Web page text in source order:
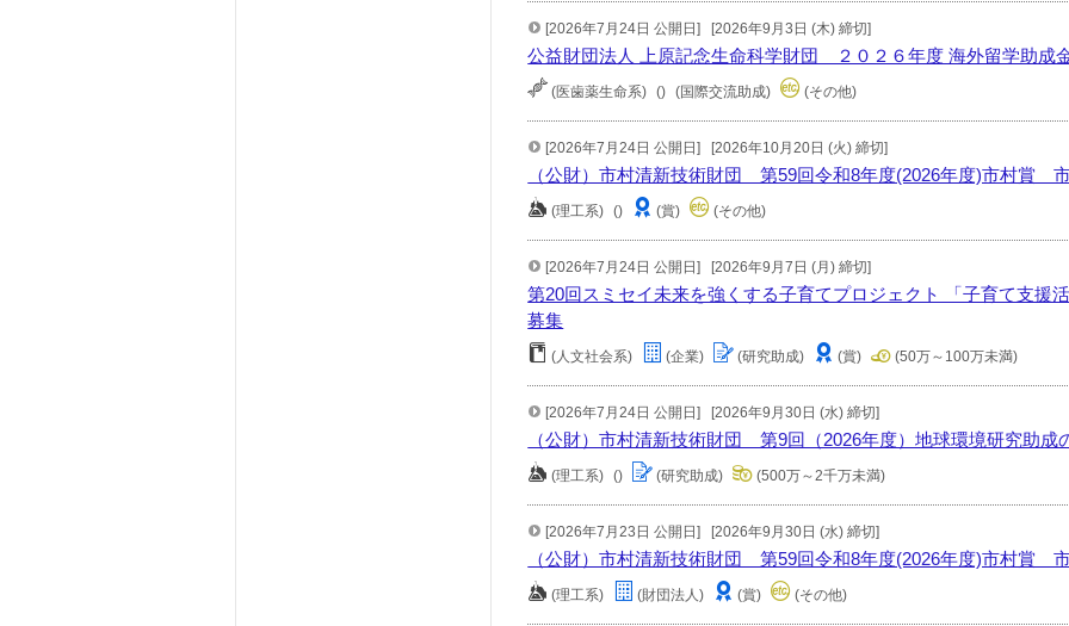
[2026年7月24日 公開日] [2026年9月3日 (木) 締切]
公益財団法人 上原記念生命科学財団 ２０２６年度 海外留学助成
(医歯薬生命系) () (国際交流助成) (その他)
[2026年7月24日 公開日] [2026年10月20日 (火) 締切]
（公財）市村清新技術財団 第59回令和8年度(2026年度)市村賞
(理工系) () (賞) (その他)
[2026年7月24日 公開日] [2026年9月7日 (月) 締切]
第20回スミセイ未来を強くする子育てプロジェクト 「子育て支援
募集
(人文社会系) (企業) (研究助成) (賞) (50万～100万未満)
[2026年7月24日 公開日] [2026年9月30日 (水) 締切]
（公財）市村清新技術財団 第9回（2026年度）地球環境研究助成
(理工系) () (研究助成) (500万～2千万未満)
[2026年7月23日 公開日] [2026年9月30日 (水) 締切]
（公財）市村清新技術財団 第59回令和8年度(2026年度)市村賞
(理工系) (財団法人) (賞) (その他)